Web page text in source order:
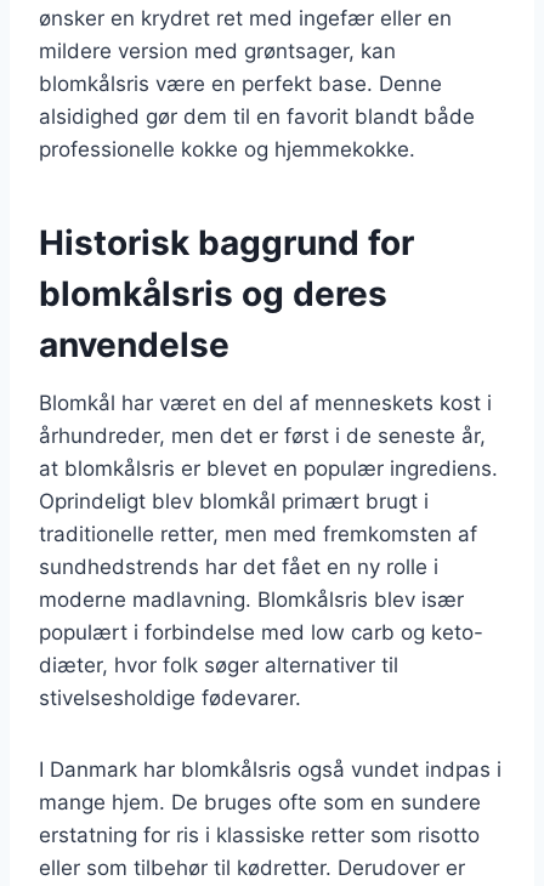
ønsker en krydret ret med ingefær eller en
mildere version med grøntsager, kan
blomkålsris være en perfekt base. Denne
alsidighed gør dem til en favorit blandt både
professionelle kokke og hjemmekokke.
Historisk baggrund for
blomkålsris og deres
anvendelse
Blomkål har været en del af menneskets kost i
århundreder, men det er først i de seneste år,
at blomkålsris er blevet en populær ingrediens.
Oprindeligt blev blomkål primært brugt i
traditionelle retter, men med fremkomsten af
sundhedstrends har det fået en ny rolle i
moderne madlavning. Blomkålsris blev især
populært i forbindelse med low carb og keto-
diæter, hvor folk søger alternativer til
stivelsesholdige fødevarer.
I Danmark har blomkålsris også vundet indpas i
mange hjem. De bruges ofte som en sundere
erstatning for ris i klassiske retter som risotto
eller som tilbehør til kødretter. Derudover er